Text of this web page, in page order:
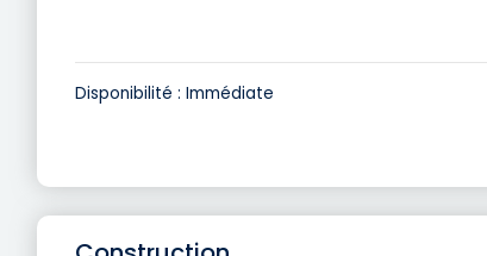
Disponibilité : Immédiate